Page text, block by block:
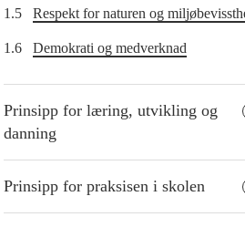
1.5 Respekt for naturen og
1.6 Demokrati og medverknad
Prinsipp for læring, utvikling og
danning
Prinsipp for praksisen i skolen